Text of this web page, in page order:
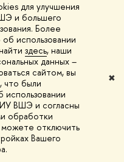
для улучшения
и большего
Более
использовании
здесь, наши
данных –
сайтом, вы
что были
ВШЭ и согласны
обработки
можете отключить
Вашего
✖
нам